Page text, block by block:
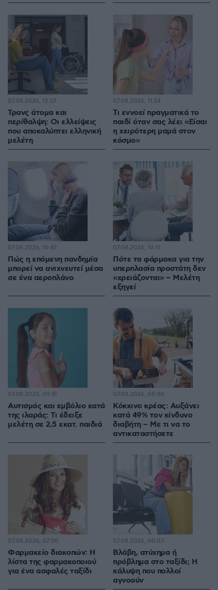
Τρανς άτομα και
περίθαλψη: Οι ελλείψεις
που αποκαλύπτει ελληνική
μελέτη
07.08.2026, 12:27
Τι εννοεί πραγματικά το
παιδί όταν σας λέει «Είσαι
η χειρότερη μαμά στον
κόσμο»
07.08.2026, 11:24
Πώς η επόμενη πανδημία
μπορεί να ανιχνευτεί μέσα
σε ένα αεροπλάνο
07.08.2026, 10:47
Πότε τα φάρμακα για την
υπερπλασία προστάτη δεν
«χρειάζονται» – Μελέτη
εξηγεί
07.08.2026, 10:11
Αυτισμός και εμβόλιο κατά
της ιλαράς: Τι έδειξε
μελέτη σε 2,5 εκατ. παιδιά
07.08.2026, 09:41
Κόκκινο κρέας: Αυξάνει
κατά 49% τον κίνδυνο
διαβήτη – Με τι να το
αντικαταστήσετε
07.08.2026, 08:00
Φαρμακείο διακοπών: Η
λίστα της φαρμακοποιού
για ένα ασφαλές ταξίδι
07.08.2026, 07:00
Βλάβη, ατύχημα ή
πρόβλημα στο ταξίδι; Η
κάλυψη που πολλοί
αγνοούν
07.08.2026, 00:03